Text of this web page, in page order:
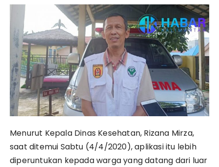
Menurut Kepala Dinas Kesehatan, Rizana Mirza,
saat ditemui Sabtu (4/4/2020), aplikasi itu lebih
diperuntukan kepada warga yang datang dari luar